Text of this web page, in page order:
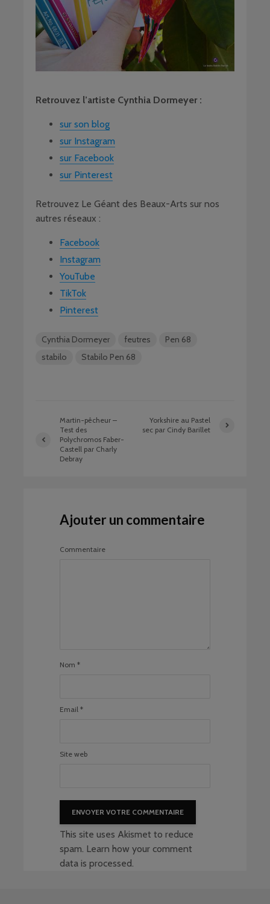
Retrouvez l’artiste Cynthia Dormeyer :
sur son blog
sur Instagram
sur Facebook
sur Pinterest
Retrouvez Le Géant des Beaux-Arts sur nos
autres réseaux :
Facebook
Instagram
YouTube
TikTok
Pinterest
Cynthia Dormeyer feutres
Pen 68
stabilo
Stabilo Pen 68
Martin-pêcheur –
Test des
Polychromos Faber-
Castell par Charly
Debray
Yorkshire au Pastel
sec par Cindy Barillet
Ajouter un commentaire
Commentaire
Nom *
Email *
Site web
This site uses Akismet to reduce
spam. Learn how your comment
data is processed.